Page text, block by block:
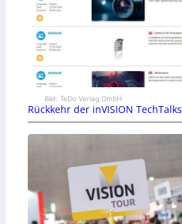
Bild: TeDo Verlag GmbH
Rückkehr der inVISION TechTalks